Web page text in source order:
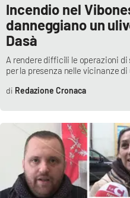
Sport
RUBRICHE
Good Morning Vietnam
Leggendo Alvaro
Imprese Di Calabria
Incendio nel
danneggiano un
Dasà
A rendere difficili le operazioni
per la presenza nelle vicinanze
Redazione Cronaca